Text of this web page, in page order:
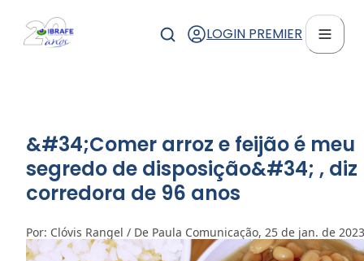
LOGIN PREMIER
&#34;Comer arroz e feijão é meu
segredo de disposição&#34; , diz
corredora de 96 anos
Por: Clóvis Rangel / De Paula Comunicação, 25 de jan. de 2023